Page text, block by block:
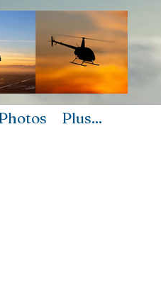
Plus...